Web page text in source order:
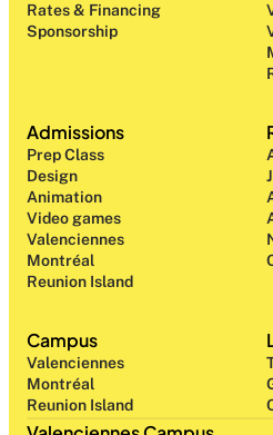
Campus
Valenciennes
Montréal
Reunion Island
Rates & Financing
Sponsorship
Admissions
Prep Class
Design
Animation
Video games
Valenciennes
Montréal
Reunion Island